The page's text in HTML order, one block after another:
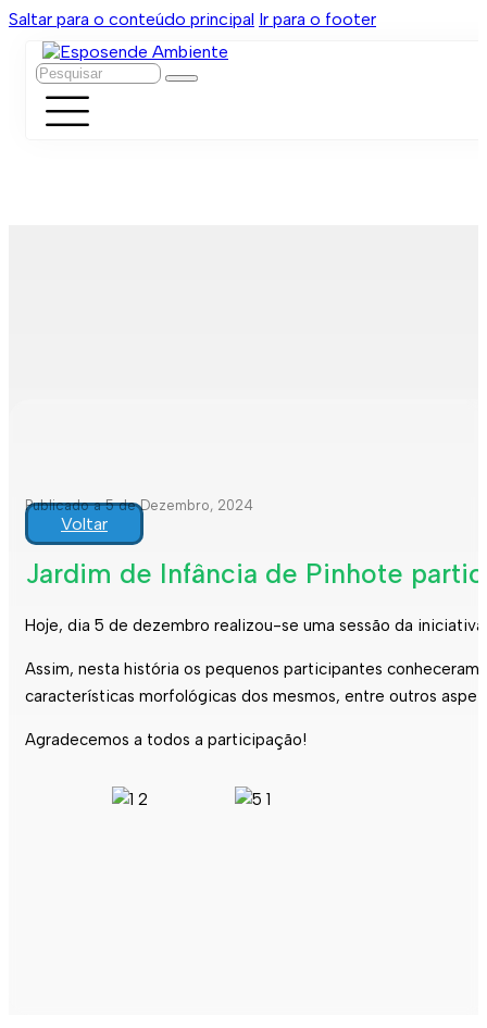
Saltar para o conteúdo principal Ir para o footer
Pesquisar
Publicado a 5 de Dezembro, 2024
Voltar
Jardim de Infância de Pinhote
Hoje, dia 5 de dezembro realizou-se uma sessão da
Assim, nesta história os pequenos participantes
características morfológicas dos mesmos, entre outros
Agradecemos a todos a participação!